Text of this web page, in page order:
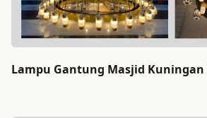
Lampu Gantung Masjid Kuningan